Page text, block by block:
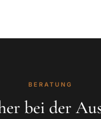
BERATUNG
bei der